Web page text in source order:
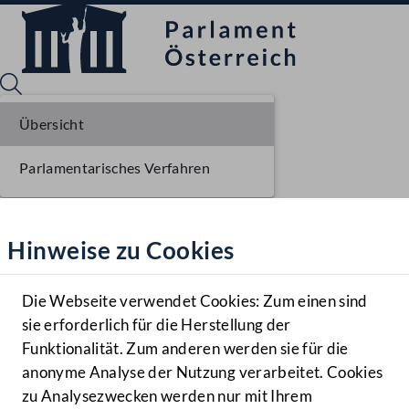
Hilfe
Benutzer
Navigationsmenü öffnen
MENÜ
Hinweise zu Cookies
Die Webseite verwendet Cookies: Zum einen sind
sie erforderlich für die Herstellung der
Funktionalität. Zum anderen werden sie für die
anonyme Analyse der Nutzung verarbeitet. Cookies
zu Analysezwecken werden nur mit Ihrem
Übersicht
Parlamentarisches Verfahren